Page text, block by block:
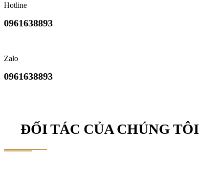
Hotline
0961638893
Zalo
0961638893
ĐỐI TÁC CỦA CHÚNG TÔI